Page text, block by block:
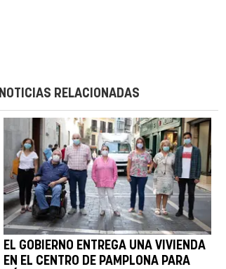
NOTICIAS RELACIONADAS
EL GOBIERNO ENTREGA UNA VIVIENDA
EN EL CENTRO DE PAMPLONA PARA